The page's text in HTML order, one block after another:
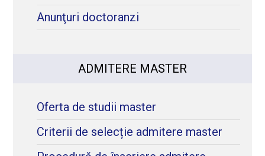
Anunţuri doctoranzi
ADMITERE MASTER
Oferta de studii master
Criterii de selecție admitere master